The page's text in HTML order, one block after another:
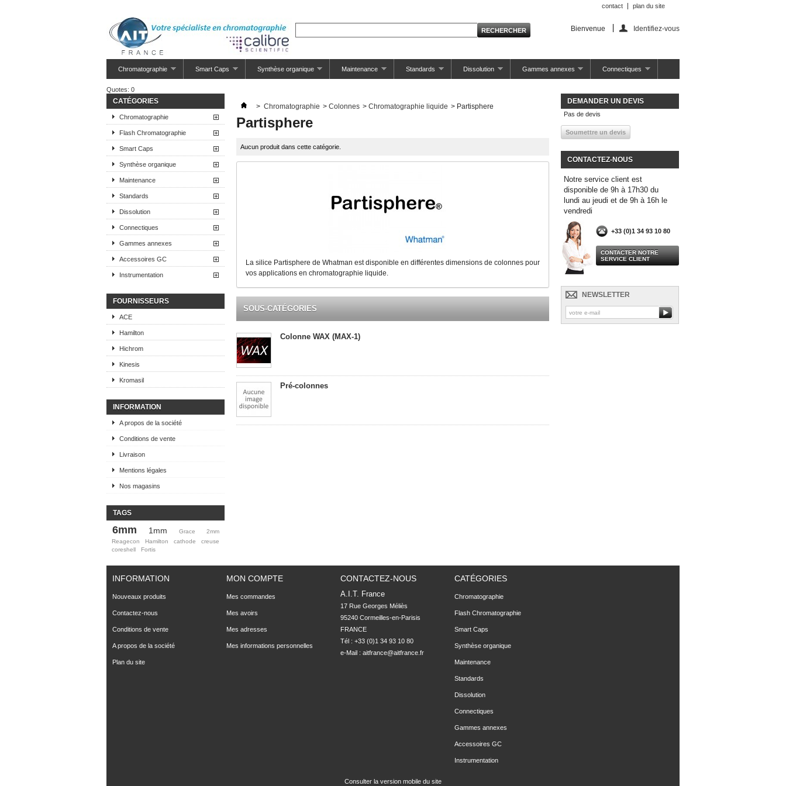
contact plan du site
Bienvenue Identifiez-vous
Chromatographie Smart Caps Synthèse organique Maintenance Standards Dissolution Gammes annexes Connectiques
Quotes: 0
CATÉGORIES
Chromatographie
Flash Chromatographie
Smart Caps
Synthèse organique
Maintenance
Standards
Dissolution
Connectiques
Gammes annexes
Accessoires GC
Instrumentation
FOURNISSEURS
ACE
Hamilton
Hichrom
Kinesis
Kromasil
INFORMATION
A propos de la société
Conditions de vente
Livraison
Mentions légales
Nos magasins
TAGS
6mm 1mm Grace
2mm
Reagecon
Hamilton cathode
creuse
coreshell
Fortis
> Chromatographie > Colonnes > Chromatographie liquide > Partisphere
Partisphere
Aucun produit dans cette catégorie.
La silice Partisphere de Whatman est disponible en différentes dimensions de colonnes pour
vos applications en chromatographie liquide.
SOUS-CATÉGORIES
Colonne WAX (MAX-1)
Pré-colonnes
DEMANDER UN DEVIS
Pas de devis
CONTACTEZ-NOUS
Notre service client est
disponible de 9h à 17h30 du
lundi au jeudi et de 9h à 16h le
vendredi
+33 (0)1 34 93 10 80
CONTACTER NOTRE
SERVICE CLIENT
NEWSLETTER
INFORMATION
Nouveaux produits
Contactez-nous
Conditions de vente
A propos de la société
Plan du site
MON COMPTE
Mes commandes
Mes avoirs
Mes adresses
Mes informations personnelles
CONTACTEZ-NOUS
A.I.T. France
17 Rue Georges Méliès
95240 Cormeilles-en-Parisis
FRANCE
Tél : +33 (0)1 34 93 10 80
e-Mail : aitfrance@aitfrance.fr
CATÉGORIES
Chromatographie
Flash Chromatographie
Smart Caps
Synthèse organique
Maintenance
Standards
Dissolution
Connectiques
Gammes annexes
Accessoires GC
Instrumentation
Consulter la version mobile du site